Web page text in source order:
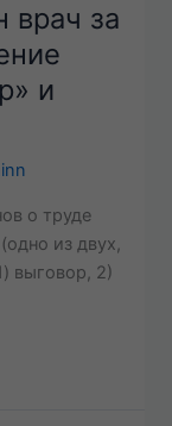
врач за
и
о труде
из двух,
выговор, 2)